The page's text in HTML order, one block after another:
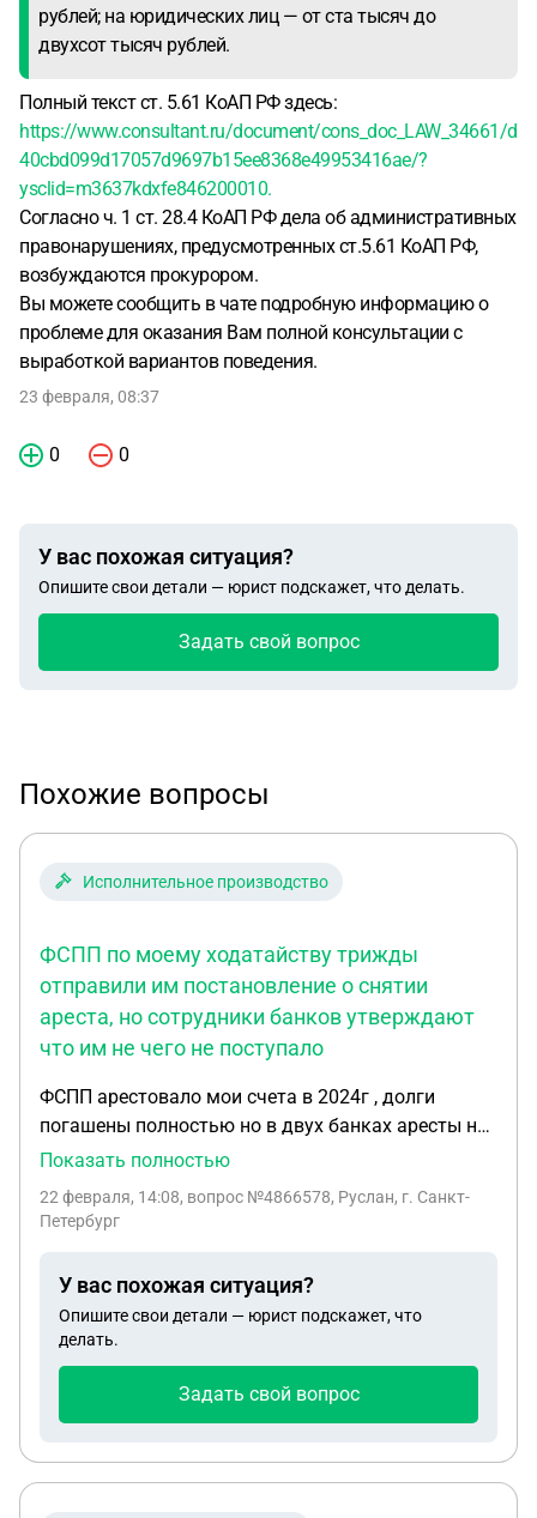
рублей; на юридических лиц — от ста тысяч до
двухсот тысяч рублей.
Полный текст ст. 5.61 КоАП РФ здесь:
https://www.consultant.ru/document/cons_doc_LAW_34661/d
40cbd099d17057d9697b15ee8368e49953416ae/?
ysclid=m3637kdxfe846200010.
Согласно ч. 1 ст. 28.4 КоАП РФ дела об административных
правонарушениях, предусмотренных ст.5.61 КоАП РФ,
возбуждаются прокурором.
Вы можете сообщить в чате подробную информацию о
проблеме для оказания Вам полной консультации с
выработкой вариантов поведения.
23 февраля, 08:37
0 0
У вас похожая ситуация?
Опишите свои детали — юрист подскажет, что делать.
Задать свой вопрос
Похожие вопросы
Исполнительное производство
ФСПП по моему ходатайству трижды
отправили им постановление о снятии
ареста, но сотрудники банков утверждают
что им не чего не поступало
ФСПП арестовало мои счета в 2024г , долги
погашены полностью но в двух банках аресты не
сняли , в одном из них есть замороженные
отправили им постановление о снятии ареста , но
обратиться в суд за компенсацией ведь инфляция
за два года обесценила мои активы примерно на
30%
Показать полностью
22 февраля, 14:08, вопрос №4866578, Руслан, г. Санкт-
Петербург
У вас похожая ситуация?
Опишите свои детали — юрист подскажет, что
делать.
Задать свой вопрос